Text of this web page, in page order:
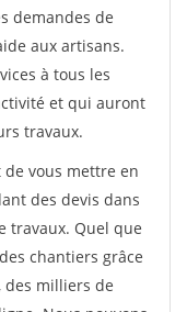
demandes de
aux artisans.
à tous les
et qui auront
travaux.
vous mettre en
des devis dans
travaux. Quel que
chantiers grâce
des milliers de